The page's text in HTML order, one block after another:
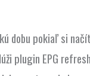
dobu pokiaľ si
plugin EPG